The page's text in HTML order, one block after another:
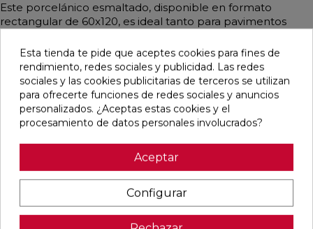
Este porcelánico esmaltado, disponible en formato
rectangular de 60x120, es ideal tanto para pavimentos
comercios. Con un acabado liso o ligeramente abombado,
pulido y rectificado, ofrece un estilo clásico y
contemporáneo que emula el mármol, principalmente en
tonos blancos y azules. Se recomienda evitar la colocación
trabada a mitad de la pieza para asegurar un mejor
resultado estético y funcional.
Pensamos que te puede interesar
favorite
Esta tienda te pide que aceptes cookies para fines de
rendimiento, redes sociales y publicidad. Las redes
sociales y las cookies publicitarias de terceros se utilizan
para ofrecerte funciones de redes sociales y anuncios
personalizados. ¿Aceptas estas cookies y el
procesamiento de datos personales involucrados?
Aceptar
Configurar